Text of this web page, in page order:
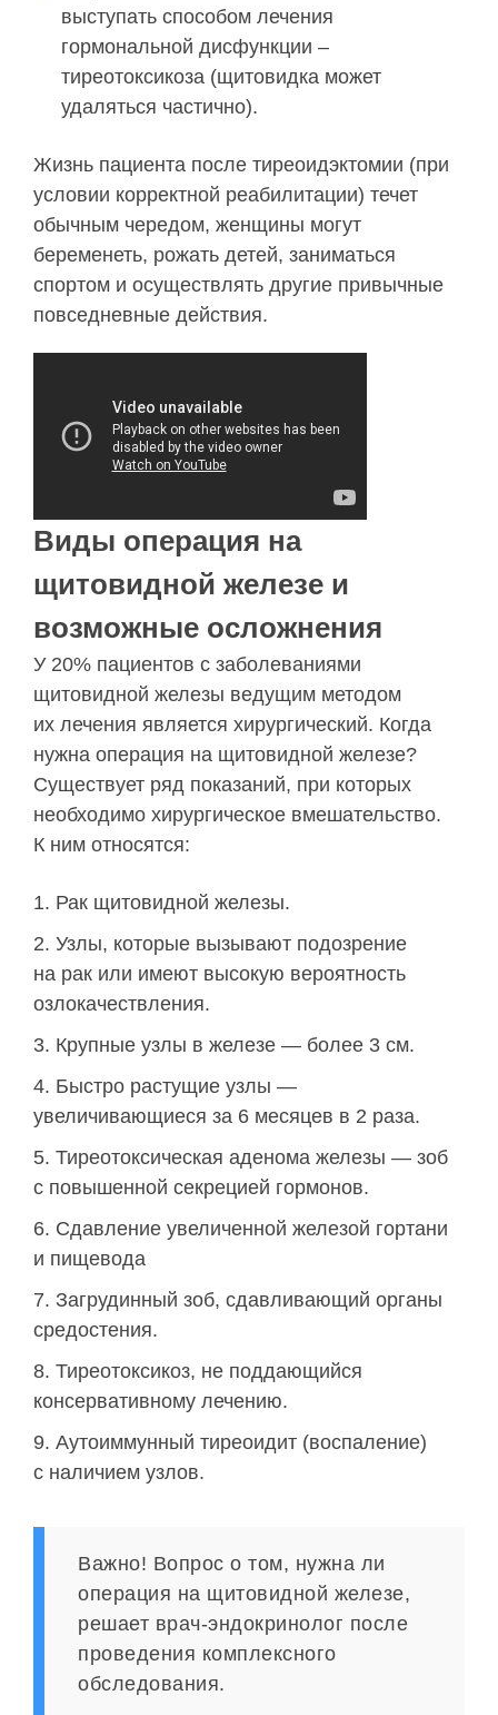
выступать способом лечения
гормональной дисфункции –
тиреотоксикоза (щитовидка может
удаляться частично).
Жизнь пациента после тиреоидэктомии (при
условии корректной реабилитации) течет
обычным чередом, женщины могут
беременеть, рожать детей, заниматься
спортом и осуществлять другие привычные
повседневные действия.
Виды операция на
щитовидной железе и
возможные осложнения
У 20% пациентов с заболеваниями
щитовидной железы ведущим методом
их лечения является хирургический. Когда
нужна операция на щитовидной железе?
Существует ряд показаний, при которых
необходимо хирургическое вмешательство.
К ним относятся:
Рак щитовидной железы.
Узлы, которые вызывают подозрение
на рак или имеют высокую вероятность
озлокачествления.
Крупные узлы в железе — более 3 см.
Быстро растущие узлы —
увеличивающиеся за 6 месяцев в 2 раза.
Тиреотоксическая аденома железы — зоб
с повышенной секрецией гормонов.
Сдавление увеличенной железой гортани
и пищевода
Загрудинный зоб, сдавливающий органы
средостения.
Тиреотоксикоз, не поддающийся
консервативному лечению.
Аутоиммунный тиреоидит (воспаление)
с наличием узлов.
Важно! Вопрос о том, нужна ли
операция на щитовидной железе,
решает врач-эндокринолог после
проведения комплексного
обследования.